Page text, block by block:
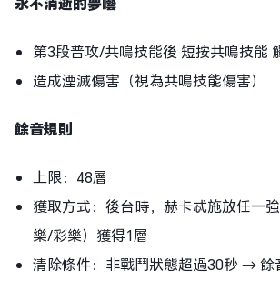
第3段普攻/共鳴技能後 短按共鳴技能
造成湮滅傷害（視為共鳴技能傷害）
餘音規則
上限：48層
獲取方式：後台時，赫卡忒施放任一
樂/彩樂）獲得1層
清除條件：非戰鬥狀態超過30秒 → 餘